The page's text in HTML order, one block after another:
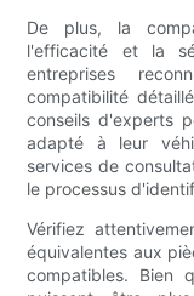
De plus, la
l'efficacité et la
entreprises
compatibilité
conseils d'experts
adapté à leur
services de
le processus
Vérifiez
équivalentes aux
compatibles. Bien